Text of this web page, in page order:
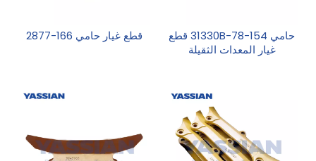
حامي 154-78-31330B قطع
غيار المعدات الثقيلة
قطع غيار حامي 166-2877